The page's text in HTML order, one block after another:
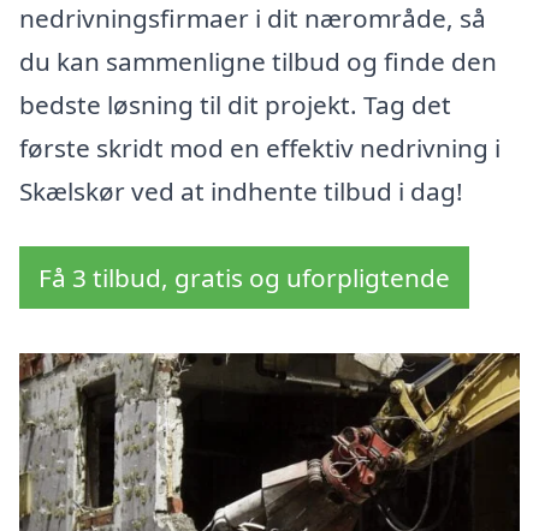
nedrivningsfirmaer i dit nærområde, så
du kan sammenligne tilbud og finde den
bedste løsning til dit projekt. Tag det
første skridt mod en effektiv nedrivning i
Skælskør ved at indhente tilbud i dag!
Få 3 tilbud, gratis og uforpligtende